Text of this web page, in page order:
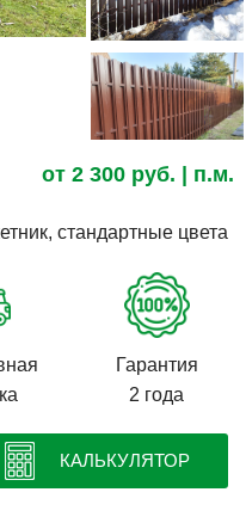
от 2 300 руб. | п.м.
стандартные цвета
Гарантия
2 года
КАЛЬКУЛЯТОР